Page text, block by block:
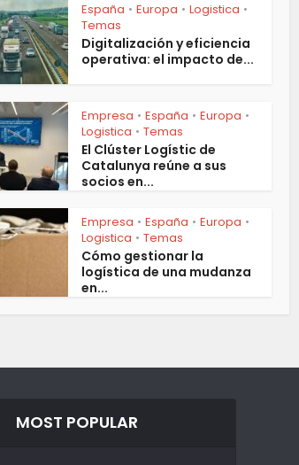
España • Europa • Logistica •
Temas
Digitalización y eficiencia
operativa: el impacto de...
Empresa • España • Europa •
Logistica • Temas
El Clúster Logístic de
Catalunya reúne a sus
socios en...
Empresa • España • Europa •
Logistica • Temas
Cómo gestionar la
logística de una mudanza
en...
MOST POPULAR